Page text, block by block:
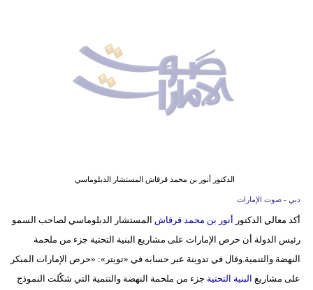
إسلامية
علوم
وتكنولوجيا
الدكتور أنور بن محمد قرقاش المستشار الدبلوماسي
دبي - صوت الإمارات
أكد معالي الدكتور أنور بن محمد قرقاش المستشار الدبلوماسي لصاحب السمو
رئيس الدولة أن حرص الإمارات على مشاريع البنية التحتية جزء من ملحمة
النهضة والتنمية.وقال في تدوينة عبر حسابه في «تويتر»: «حرص الإمارات المبكر
على مشاريع البنية التحتية جزء من ملحمة النهضة والتنمية التي شكّلت النموذج